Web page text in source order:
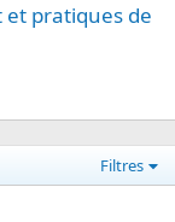
et pratiques de
Filtres